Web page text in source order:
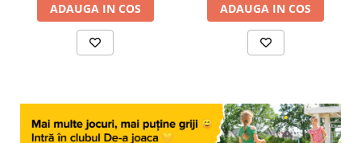
ADAUGA IN COS ADAUGA IN COS